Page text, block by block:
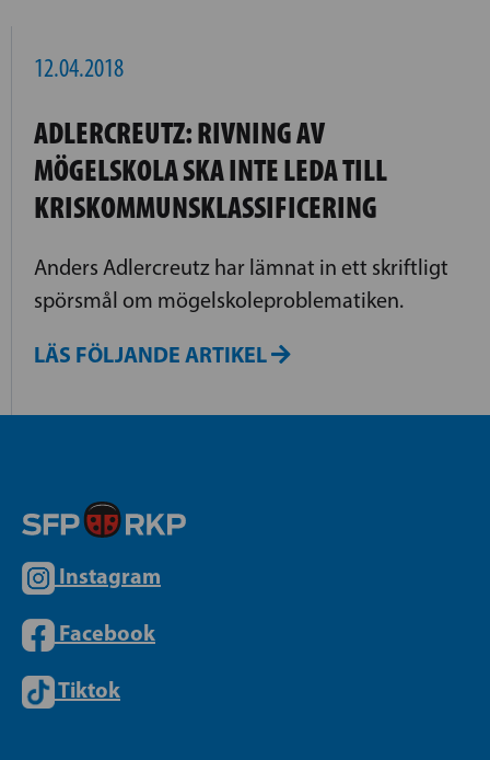
12.04.2018
ADLERCREUTZ: RIVNING AV
MÖGELSKOLA SKA INTE LEDA TILL
KRISKOMMUNSKLASSIFICERING
Anders Adlercreutz har lämnat in ett skriftligt
spörsmål om mögelskoleproblematiken.
LÄS FÖLJANDE ARTIKEL
Instagram
Facebook
Tiktok